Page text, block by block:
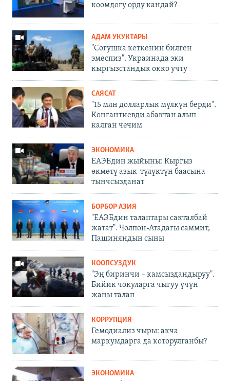
коомдогу орду кандай?
АДАМ УКУКТАРЫ
"Согушка кеткенин билген
эмеспиз". Украинада эки
кыргызстандык окко учту
САЯСАТ
"15 млн долларлык мүлкүн берди".
Конгантиевди абактан алып
калган чечим
ЭКОНОМИКА
ЕАЭБдин жыйыны: Кыргыз
өкмөтү азык-түлүктүн баасына
тынчсызданат
БОРБОР АЗИЯ
"ЕАЭБдин талаптары сакталбай
жатат". Чолпон-Атадагы саммит,
Пашиняндын сыны
КООПСУЗДУК
"Эң биринчи – камсыздандыруу".
Бийик чокуларга чыгуу үчүн
жаңы талап
КОРРУПЦИЯ
Гемодиализ чыры: акча
маркумдарга да которулганбы?
ЭКОНОМИКА